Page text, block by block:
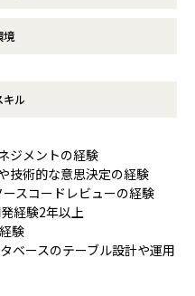
境
キル
ジメントの経験
技術的な意思決定の経験
スコードレビューの経験
経験2年以上
験
ベースのテーブル設計や運用